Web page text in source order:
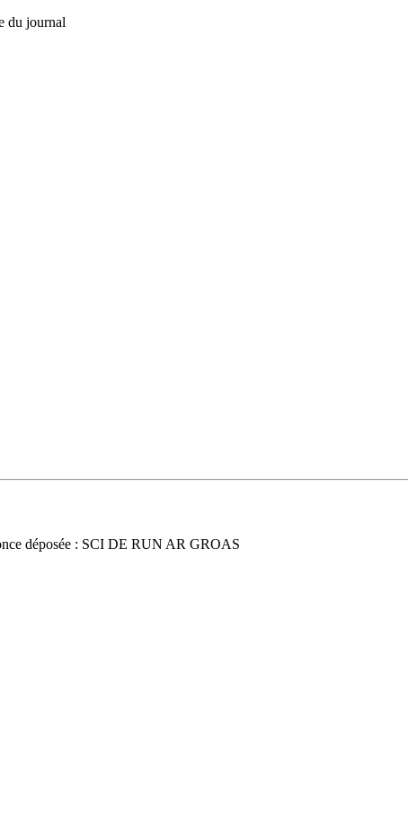
du journal
déposée : SCI DE RUN AR GROAS